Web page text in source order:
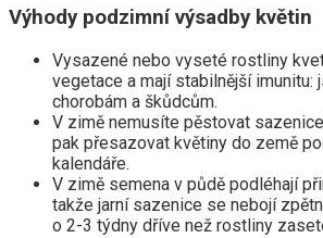
Výhody podzimní výsadby květin
Vysazené nebo vyseté rostliny
vegetace a mají stabilnější imunitu:
chorobám a škůdcům.
V zimě nemusíte pěstovat
pak přesazovat květiny do země
kalendáře.
V zimě semena v půdě podléhají
takže jarní sazenice se nebojí
o 2-3 týdny dříve než rostliny